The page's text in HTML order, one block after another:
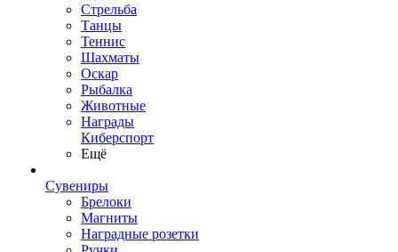
Стрельба
Танцы
Теннис
Шахматы
Оскар
Рыбалка
Животные
Награды
Киберспорт
Ещё
Сувениры
Брелоки
Магниты
Наградные розетки